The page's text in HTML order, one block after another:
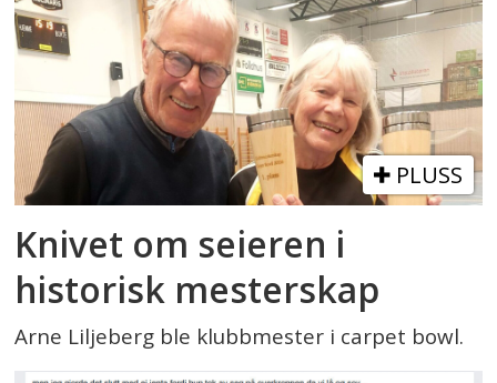
PLUSS
Knivet om seieren i
historisk mesterskap
Arne Liljeberg ble klubbmester i carpet bowl.